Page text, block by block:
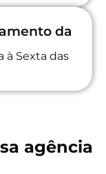
da
à Sexta das
agência